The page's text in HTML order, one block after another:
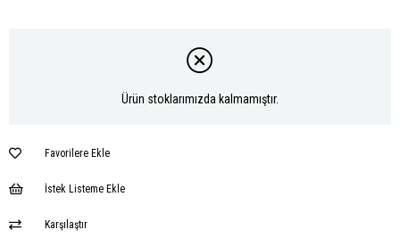
Ürün stoklarımızda kalmamıştır.
Favorilere Ekle
İstek Listeme Ekle
Karşılaştır